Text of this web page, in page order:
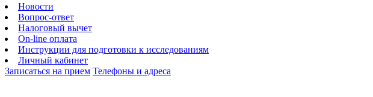
Новости
Вопрос-ответ
Налоговый вычет
On-line оплата
Инструкции для подготовки к исследованиям
Личный кабинет
Записаться на прием Телефоны и адреса